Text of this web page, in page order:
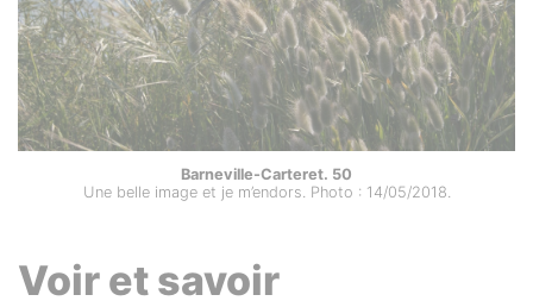
Barneville-Carteret. 50
Une belle image et je m’endors. Photo : 14/05/2018.
Voir et savoir